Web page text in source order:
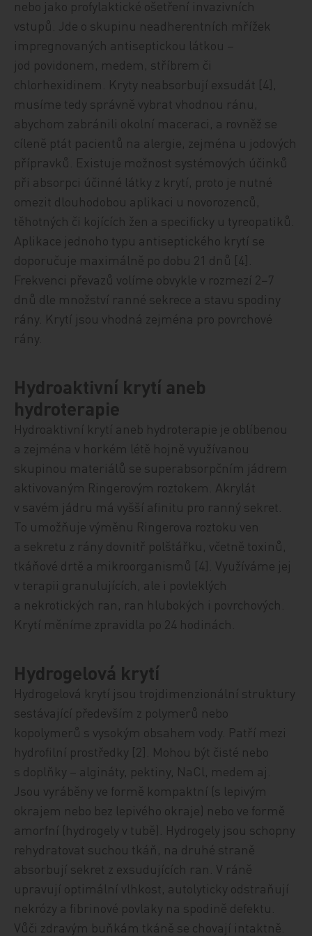
nebo jako profylaktické ošetření invazivních
vstupů. Jde o skupinu neadherentních mřížek
impregnovaných antiseptickou látkou –
jod povidonem, medem, stříbrem či
chlorhexidinem. Kryty neabsorbují exsudát [4],
musíme tedy správně vybrat vhodnou ránu,
abychom zabránili okolní maceraci, a rovněž se
cíleně ptát pacientů na alergie, zejména u jodových
přípravků. Existuje možnost systémových účinků
při absorpci účinné látky z krytí, proto je nutné
omezit dlouhodobou aplikaci u novorozenců,
těhotných či kojících žen a specificky u tyreopatiků.
Aplikace jednoho typu antiseptického krytí se
doporučuje maximálně po dobu 21 dnů [4].
Frekvenci převazů volíme obvykle v rozmezí 2−7
dnů dle množství ranné sekrece a stavu spodiny
rány. Krytí jsou vhodná zejména pro povrchové
rány.
Hydroaktivní krytí aneb
hydroterapie
Hydroaktivní krytí aneb hydroterapie je oblíbenou
a zejména v horkém létě hojně využívanou
skupinou materiálů se super­ab­sorp­čním jádrem
aktivovaným Ringerovým roztokem. Akrylát
v savém jádru má vyšší afinitu pro ranný sekret.
To umož­ňu­je výměnu Ringerova roztoku ven
a sekretu z rány dovnitř polštářku, včetně toxinů,
tkáňové drtě a mikroorganismů [4]. Využí­vá­me jej
v terapii granulujících, ale i povleklých
a nekrotických ran, ran hlubokých i povrchových.
Krytí měníme zpravidla po 24 hodinách.
Hydrogelová krytí
Hydrogelová krytí jsou trojdimenzionální struktury
sestávající především z polymerů nebo
kopolymerů s vysokým obsahem vody. Patří mezi
hydrofilní prostředky [2]. Mohou být čisté nebo
s doplňky – algináty, pektiny, NaCl, medem aj.
Jsou vyráběny ve formě kompaktní (s lepivým
okrajem nebo bez lepivého okraje) nebo ve formě
amorfní (hydrogely v tubě). Hydrogely jsou schopny
rehydratovat suchou tkáň, na druhé straně
absorbují sekret z exsudujících ran. V ráně
upravují optimální vlhkost, autolyticky odstraňují
nekrózy a fibrinové povlaky na spodině defektu.
Vůči zdravým buňkám tkáně se chovají intaktně.